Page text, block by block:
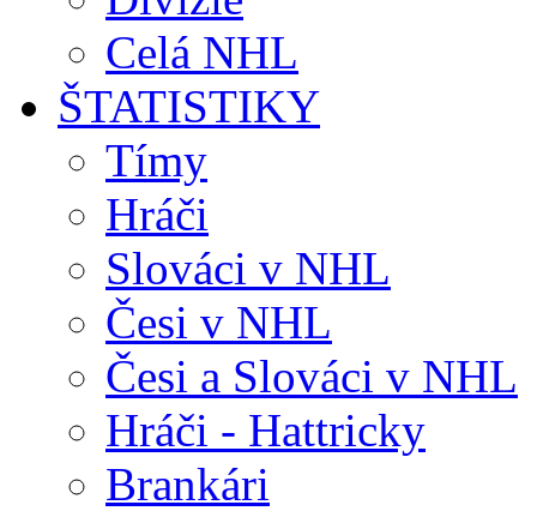
Celá NHL
ŠTATISTIKY
Tímy
Hráči
Slováci v NHL
Česi v NHL
Česi a Slováci v NHL
Hráči - Hattricky
Brankári